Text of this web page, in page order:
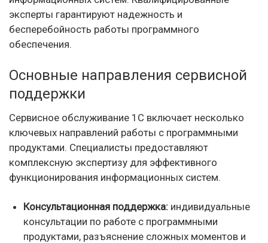
эксперты гарантируют надежность и
бесперебойность работы программного
обеспечения.
Основные направления сервисной
поддержки
Сервисное обслуживание 1С включает несколько
ключевых направлений работы с программными
продуктами. Специалисты предоставляют
комплексную экспертизу для эффективного
функционирования информационных систем.
Консультационная поддержка: индивидуальные
консультации по работе с программными
продуктами, разъяснение сложных моментов и